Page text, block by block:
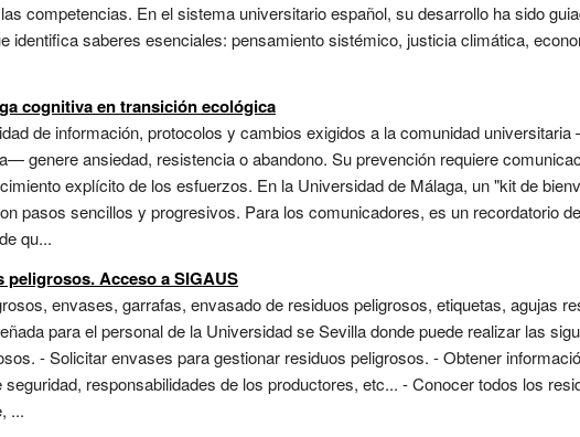
competencias. En el sistema universitario español, su desarrollo ha sido
identifica saberes esenciales: pensamiento sistémico, justicia climática,
cognitiva en transición ecológica
de información, protocolos y cambios exigidos a la comunidad
genere ansiedad, resistencia o abandono. Su prevención requiere
explícito de los esfuerzos. En la Universidad de Málaga, un "kit de
pasos sencillos y progresivos. Para los comunicadores, es un recordatorio
qu...
peligrosos. Acceso a SIGAUS
envases, garrafas, envasado de residuos peligrosos, etiquetas, agujas
para el personal de la Universidad se Sevilla donde puede realizar las
- Solicitar envases para gestionar residuos peligrosos. - Obtener
responsabilidades de los productores, etc... - Conocer todos los
...